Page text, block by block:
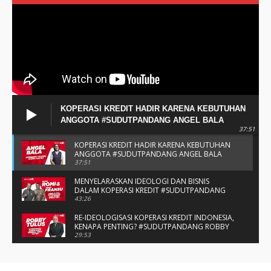
KOPERASI KREDIT HADIR KARENA KEBUTUHAN
ANGGOTA #SUDUTPANDANG ANGEL BALA
37:51
KOPERASI KREDIT HADIR KARENA KEBUTUHAN
ANGGOTA #SUDUTPANDANG ANGEL BALA
37:51
MENYELARASKAN IDEOLOGI DAN BISNIS
DALAM KOPERASI KREDIT #SUDUTPANDANG
BAPAK ROMI & BAPAK FRANSU
43:26
RE-IDEOLOGISASI KOPERASI KREDIT INDONESIA,
KENAPA PENTING? #SUDUTPANDANG ROBBY
TULUS
29:53